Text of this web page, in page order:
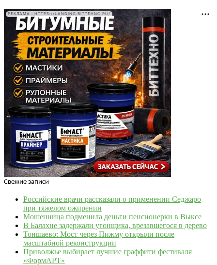
РЕКЛАМА • HTTPS://LANDING.BITTEHNO.RU/
Свежие записи
Российские врачи рассказали о применении Седжаро
при тяжелом ожирении
Мошенница подменила деньги пенсионерки в Выксе
В Балахне задержали угонщика, врезавшегося в дерево
Тоншаево: Мост через Пижму открыли после
масштабной реконструкции
Приволжье выбирает лучшие граффити фестиваля
«ФормАРТ»